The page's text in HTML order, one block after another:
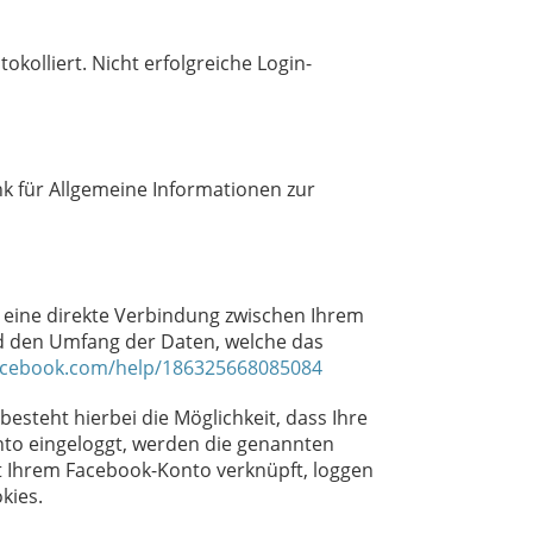
Nicht erfolgreiche Login-
für Allgemeine Informationen zur
direkte Verbindung zwischen Ihrem
Umfang der Daten, welche das
help/186325668085084
hierbei die Möglichkeit, dass Ihre
eingeloggt, werden die genannten
Facebook-Konto verknüpft, loggen